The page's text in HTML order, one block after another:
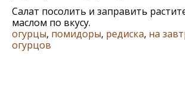
Салат посолить и заправить
маслом по вкусу.
огурцы, помидоры, редиска, на
огурцов